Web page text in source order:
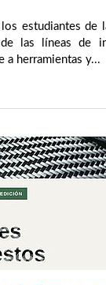
estudiantes de
las líneas de
a herramientas y...